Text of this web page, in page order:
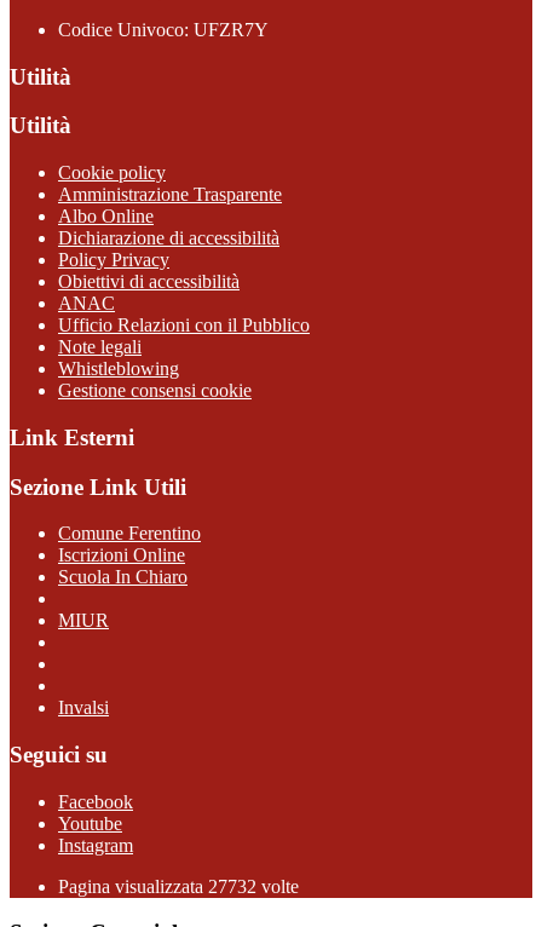
Codice Univoco: UFZR7Y
Utilità
Utilità
Cookie policy
Amministrazione Trasparente
Albo Online
Dichiarazione di accessibilità
Policy Privacy
Obiettivi di accessibilità
ANAC
Ufficio Relazioni con il Pubblico
Note legali
Whistleblowing
Gestione consensi cookie
Link Esterni
Sezione Link Utili
Comune Ferentino
Iscrizioni Online
Scuola In Chiaro
MIUR
Invalsi
Seguici su
Facebook
Youtube
Instagram
Pagina visualizzata 27732 volte